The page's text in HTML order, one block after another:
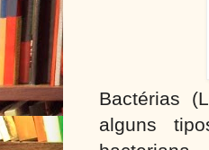
Bactérias
alguns